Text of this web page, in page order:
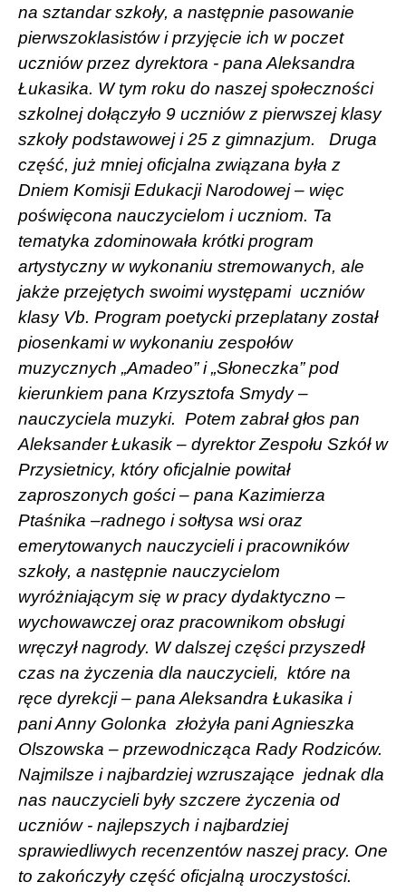
na sztandar szkoły, a następnie pasowanie
pierwszoklasistów i przyjęcie ich w poczet
uczniów przez dyrektora - pana Aleksandra
Łukasika. W tym roku do naszej społeczności
szkolnej dołączyło 9 uczniów z pierwszej klasy
szkoły podstawowej i 25 z gimnazjum.
Druga
część, już mniej oficjalna związana była z
Dniem Komisji Edukacji Narodowej – więc
poświęcona nauczycielom i uczniom. Ta
tematyka zdominowała krótki program
artystyczny w wykonaniu stremowanych, ale
jakże przejętych swoimi występami uczniów
klasy Vb. Program poetycki przeplatany został
piosenkami w wykonaniu zespołów
muzycznych „Amadeo” i „Słoneczka” pod
kierunkiem pana Krzysztofa Smydy –
nauczyciela muzyki. Potem zabrał głos pan
Aleksander Łukasik – dyrektor Zespołu Szkół w
Przysietnicy, który oficjalnie powitał
zaproszonych gości – pana Kazimierza
Ptaśnika –radnego i sołtysa wsi oraz
emerytowanych nauczycieli i pracowników
szkoły, a następnie nauczycielom
wyróżniającym się w pracy dydaktyczno –
wychowawczej oraz pracownikom obsługi
wręczył nagrody. W dalszej części przyszedł
czas na życzenia dla nauczycieli, które na
ręce dyrekcji – pana Aleksandra Łukasika i
pani Anny Golonka złożyła pani Agnieszka
Olszowska – przewodnicząca Rady Rodziców.
Najmilsze i najbardziej wzruszające jednak dla
nas nauczycieli były szczere życzenia od
uczniów - najlepszych i najbardziej
sprawiedliwych recenzentów naszej pracy. One
to zakończyły część oficjalną uroczystości.